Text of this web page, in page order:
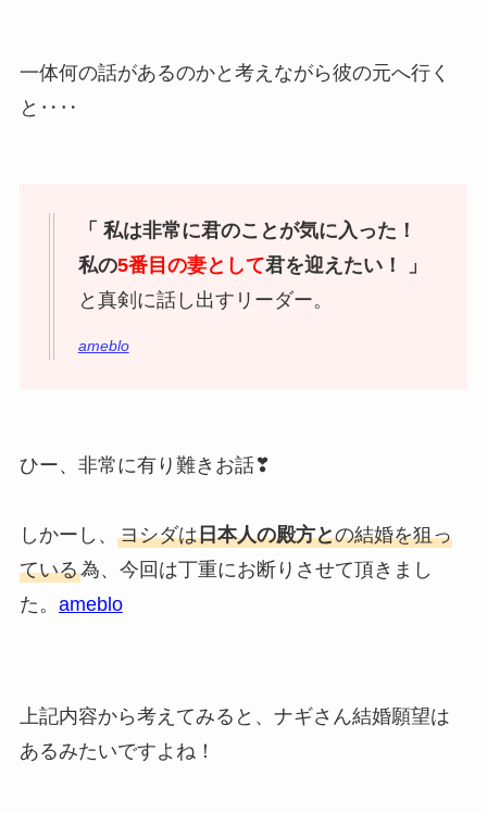
一体何の話があるのかと考えながら彼の元へ行く
と‥‥
「 私は非常に君のことが気に入った！
私の5番目の妻として君を迎えたい！ 」
と真剣に話し出すリーダー。
ameblo
ひー、非常に有り難きお話❣
しかーし、 ヨシダは日本人の殿方との結婚を狙っ
ている為、今回は丁重にお断りさせて頂きまし
た。 ameblo
上記内容から考えてみると、ナギさん結婚願望は
あるみたいですよね！